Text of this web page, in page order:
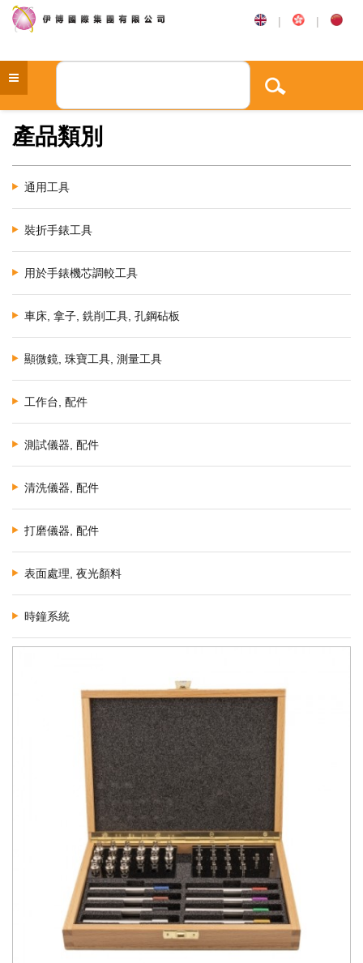
| |
產品類別
通用工具
裝折手錶工具
用於手錶機芯調較工具
車床, 拿子, 銑削工具, 孔鋼砧板
顯微鏡, 珠寶工具, 測量工具
工作台, 配件
測試儀器, 配件
清洗儀器, 配件
打磨儀器, 配件
表面處理, 夜光顏料
時鐘系統